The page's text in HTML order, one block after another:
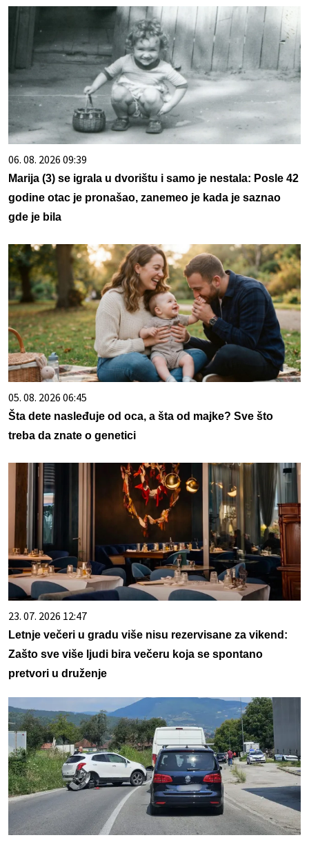
06. 08. 2026 09:39
Marija (3) se igrala u dvorištu i samo je nestala: Posle 42
godine otac je pronašao, zanemeo je kada je saznao
gde je bila
05. 08. 2026 06:45
Šta dete nasleđuje od oca, a šta od majke? Sve što
treba da znate o genetici
23. 07. 2026 12:47
Letnje večeri u gradu više nisu rezervisane za vikend:
Zašto sve više ljudi bira večeru koja se spontano
pretvori u druženje